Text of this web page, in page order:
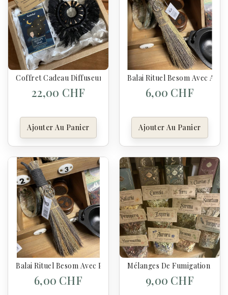
Coffret Cadeau Diffuseur Artisanal & Synergie “Sleepy
22,00 CHF
Ajouter Au Panier
Balai Rituel Besom Avec
6,00 CHF
Ajouter Au Panier
Balai Rituel Besom Avec Pentacle – 20 Cm
6,00 CHF
Mélanges De Fumigation
9,00 CHF